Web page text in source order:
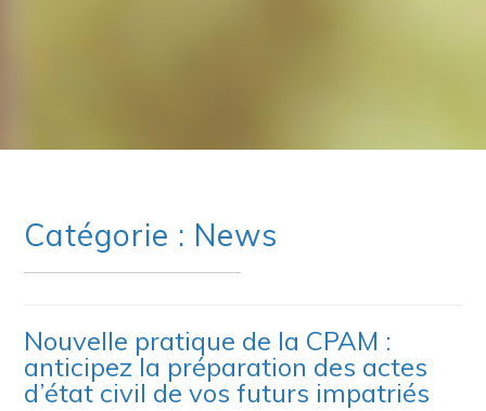
Catégorie : News
Nouvelle pratique de la CPAM :
anticipez la préparation des actes
d’état civil de vos futurs impatriés